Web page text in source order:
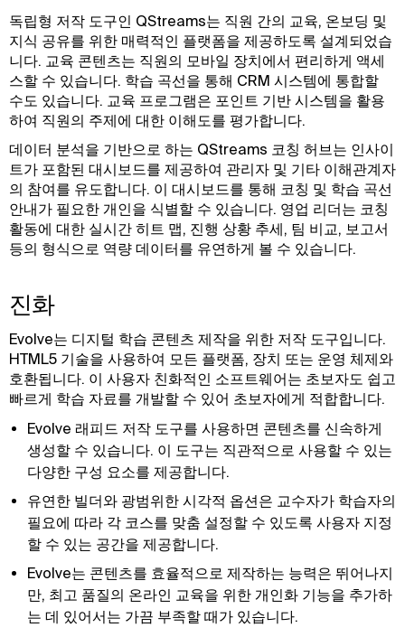
독립형 저작 도구인 QStreams는 직원 간의 교육, 온보딩 및
지식 공유를 위한 매력적인 플랫폼을 제공하도록 설계되었습
니다. 교육 콘텐츠는 직원의 모바일 장치에서 편리하게 액세
스할 수 있습니다. 학습 곡선을 통해 CRM 시스템에 통합할
수도 있습니다. 교육 프로그램은 포인트 기반 시스템을 활용
하여 직원의 주제에 대한 이해도를 평가합니다.
데이터 분석을 기반으로 하는 QStreams 코칭 허브는 인사이
트가 포함된 대시보드를 제공하여 관리자 및 기타 이해관계자
의 참여를 유도합니다. 이 대시보드를 통해 코칭 및 학습 곡선
안내가 필요한 개인을 식별할 수 있습니다. 영업 리더는 코칭
활동에 대한 실시간 히트 맵, 진행 상황 추세, 팀 비교, 보고서
등의 형식으로 역량 데이터를 유연하게 볼 수 있습니다.
진화
Evolve는 디지털 학습 콘텐츠 제작을 위한 저작 도구입니다.
HTML5 기술을 사용하여 모든 플랫폼, 장치 또는 운영 체제와
호환됩니다. 이 사용자 친화적인 소프트웨어는 초보자도 쉽고
빠르게 학습 자료를 개발할 수 있어 초보자에게 적합합니다.
Evolve 래피드 저작 도구를 사용하면 콘텐츠를 신속하게
생성할 수 있습니다. 이 도구는 직관적으로 사용할 수 있는
다양한 구성 요소를 제공합니다.
유연한 빌더와 광범위한 시각적 옵션은 교수자가 학습자의
필요에 따라 각 코스를 맞춤 설정할 수 있도록 사용자 지정
할 수 있는 공간을 제공합니다.
Evolve는 콘텐츠를 효율적으로 제작하는 능력은 뛰어나지
만, 최고 품질의 온라인 교육을 위한 개인화 기능을 추가하
는 데 있어서는 가끔 부족할 때가 있습니다.